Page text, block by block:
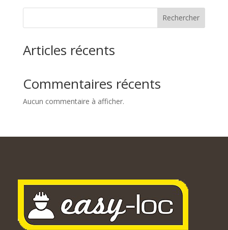
107,00€
428,00€
Rechercher
Articles récents
Commentaires récents
Aucun commentaire à afficher.